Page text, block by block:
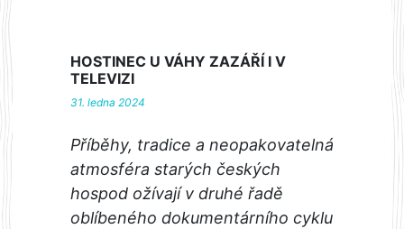
HOSTINEC U VÁHY ZAZÁŘÍ I V
TELEVIZI
31. ledna 2024
Příběhy, tradice a neopakovatelná
atmosféra starých českých
hospod ožívají v druhé řadě
oblíbeného dokumentárního cyklu